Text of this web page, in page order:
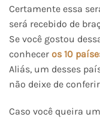
Certamente essa
será recebido de
Se você gostou
conhecer os 10
Aliás, um desses
não deixe de
Caso você queira